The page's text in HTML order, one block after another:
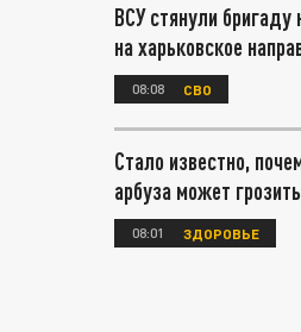
ВСУ стянули
на харьковское
08:08 СВО
Стало известно,
арбуза может
08:01 ЗДОРОВЬЕ